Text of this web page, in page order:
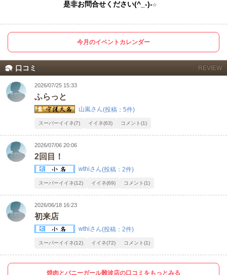
是非お問合せください(^_-)-☆
今月のイベントカレンダー
口コミ REVIEW
2026/07/25 15:33
ふらっと
山嵐さん(投稿：5件)
スーパーイイネ(7) イイネ(63) コメント(1)
2026/07/06 20:06
2回目！
wthiさん(投稿：2件)
スーパーイイネ(12) イイネ(69) コメント(1)
2026/06/18 16:23
初来店
wthiさん(投稿：2件)
スーパーイイネ(12) イイネ(72) コメント(1)
焼肉とバニーガール難波店の口コミをもっとみる